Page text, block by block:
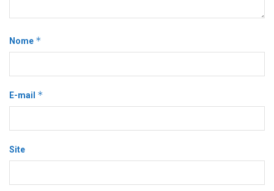
Nome *
E-mail *
Site